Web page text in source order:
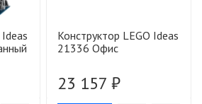
Конструктор LEGO Ideas
21336 Офис
23 157 ₽